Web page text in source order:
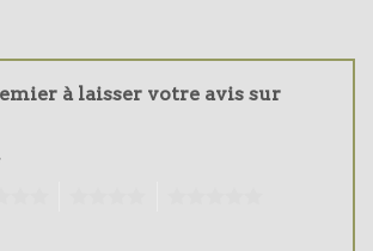
à laisser votre avis sur